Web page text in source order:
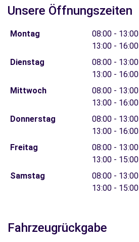
Unsere Öffnungszeiten
Montag
08:00 - 13:00
13:00 - 16:00
Dienstag
08:00 - 13:00
13:00 - 16:00
Mittwoch
08:00 - 13:00
13:00 - 16:00
Donnerstag
08:00 - 13:00
13:00 - 16:00
Freitag
08:00 - 13:00
13:00 - 15:00
Samstag
08:00 - 13:00
13:00 - 15:00
Fahrzeugrückgabe